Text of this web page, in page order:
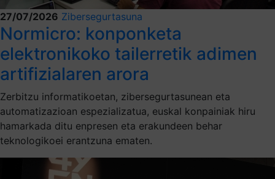
27/07/2026 Zibersegurtasuna
Normicro: konponketa
elektronikoko tailerretik adimen
artifizialaren arora
Zerbitzu informatikoetan, zibersegurtasunean eta
automatizazioan espezializatua, euskal konpainiak hiru
hamarkada ditu enpresen eta erakundeen behar
teknologikoei erantzuna ematen.